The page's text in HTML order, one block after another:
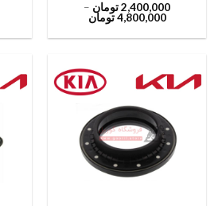
2,400,000تومان –
4,800,000 تومان